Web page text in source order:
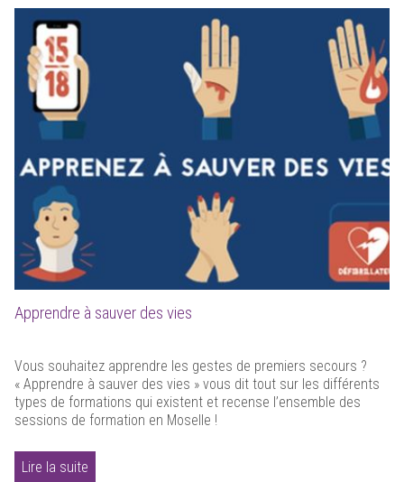
Apprendre à sauver des vies
Vous souhaitez apprendre les gestes de premiers secours ?
« Apprendre à sauver des vies » vous dit tout sur les différents
types de formations qui existent et recense l’ensemble des
sessions de formation en Moselle !
Lire la suite